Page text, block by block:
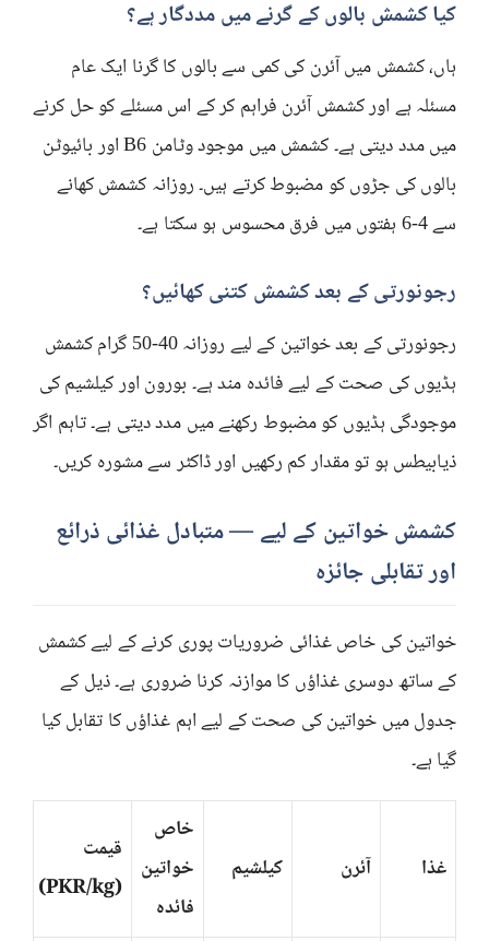
کیا کشمش بالوں کے گرنے میں مددگار ہے؟
ہاں، کشمش میں آئرن کی کمی سے بالوں کا گرنا ایک عام
مسئلہ ہے اور کشمش آئرن فراہم کر کے اس مسئلے کو حل کرنے
میں مدد دیتی ہے۔ کشمش میں موجود وٹامن B6 اور بائیوٹن
بالوں کی جڑوں کو مضبوط کرتے ہیں۔ روزانہ کشمش کھانے
سے 4-6 ہفتوں میں فرق محسوس ہو سکتا ہے۔
رجونورتی کے بعد کشمش کتنی کھائیں؟
رجونورتی کے بعد خواتین کے لیے روزانہ 40-50 گرام کشمش
ہڈیوں کی صحت کے لیے فائدہ مند ہے۔ بورون اور کیلشیم کی
موجودگی ہڈیوں کو مضبوط رکھنے میں مدد دیتی ہے۔ تاہم اگر
ذیابیطس ہو تو مقدار کم رکھیں اور ڈاکٹر سے مشورہ کریں۔
کشمش خواتین کے لیے — متبادل غذائی ذرائع
اور تقابلی جائزہ
خواتین کی خاص غذائی ضروریات پوری کرنے کے لیے کشمش
کے ساتھ دوسری غذاؤں کا موازنہ کرنا ضروری ہے۔ ذیل کے
جدول میں خواتین کی صحت کے لیے اہم غذاؤں کا تقابل کیا
گیا ہے۔
غذا آئرن کیلشیم
خاص
خواتین
فائدہ
قیمت
(PKR/kg)